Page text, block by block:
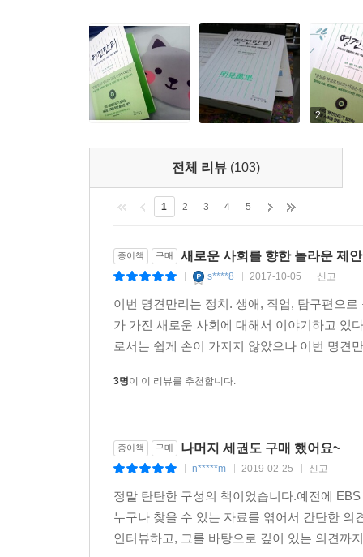
예컨대 일자리 문제에 대해 기계가 따라오지 못할
역할을 묻는다. 이처럼 이제까지와는 다른 접근법
각 주제마다 저인망식 자료조사를 바탕으로 한
해당 이슈에 접근하는 균형 잡힌 길을 안내한다.
‘더 볼거리’를 제공하여 이 책에서 다룬 주제들에
이미 인류가 주목하는 문제는 과거와 달라졌다.
전체적인 시각에서 조망하고 싶은 독자라면, 이
못했던 거대한 흐름 속에서, 선입견에 갇혀 전혀
2
전체 리뷰 (103)
1 2 3 4 5
종이책 구매 새로운 사회를 향한 놀라운 제안
s****8 2017-10-05 신고
이번 명견만리는 정치. 생애, 직업, 탐구편으
가 가진 새로운 사회에 대해서 이야기하고 있
로서는 쉽게 손이 가지지 않았으나 이번 명견
3명이 이 리뷰를 추천합니다.
종이책 구매 나머지 세권도 구매 했어요~
n*****m 2019-02-25 신고
정말 탄탄한 구성의 책이었습니다.예전에
누구나 찾을 수 있는 자료를 엮어서 간단한
인터뷰하고, 그를 바탕으로 깊이 있는 의견까